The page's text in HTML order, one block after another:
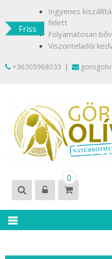
contentFriss
Ingyenes
felett
Folyamatosan
Viszonteladói
+36305968033 |
0